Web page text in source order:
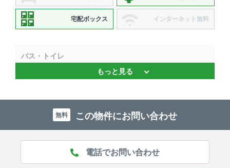
宅配ボックス インターネット無料
バス・トイレ
バストイレ別 、 浴室乾燥機 、 追焚機能 、 温水洗浄便座
システムキッチン 、 2口コンロ 、 コンロ2口以上
もっと見る
無料 この物件にお問い合わせ